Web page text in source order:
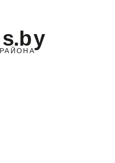
РАЙОНА
s.by